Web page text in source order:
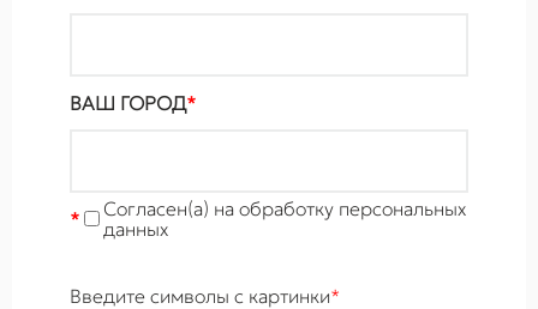
ВАШ ГОРОД*
*
Cогласен(а) на обработку персональных
данных
Введите символы с картинки*